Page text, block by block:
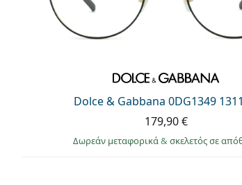
Dolce & Gabbana 0DG1349
179,90 €
Δωρεάν μεταφορικά& σκελετός σε